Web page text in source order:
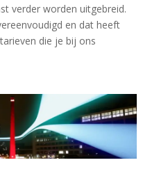
verder worden uitgebreid.
en dat heeft
die je bij ons